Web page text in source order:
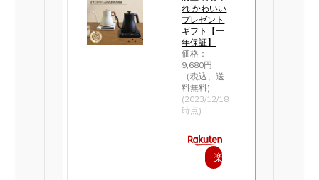
れ かわいい
プレゼント
ギフト【一
年保証】
価格：
9,680円
（税込、送
料無料)
(2023/12/18
時点)
楽